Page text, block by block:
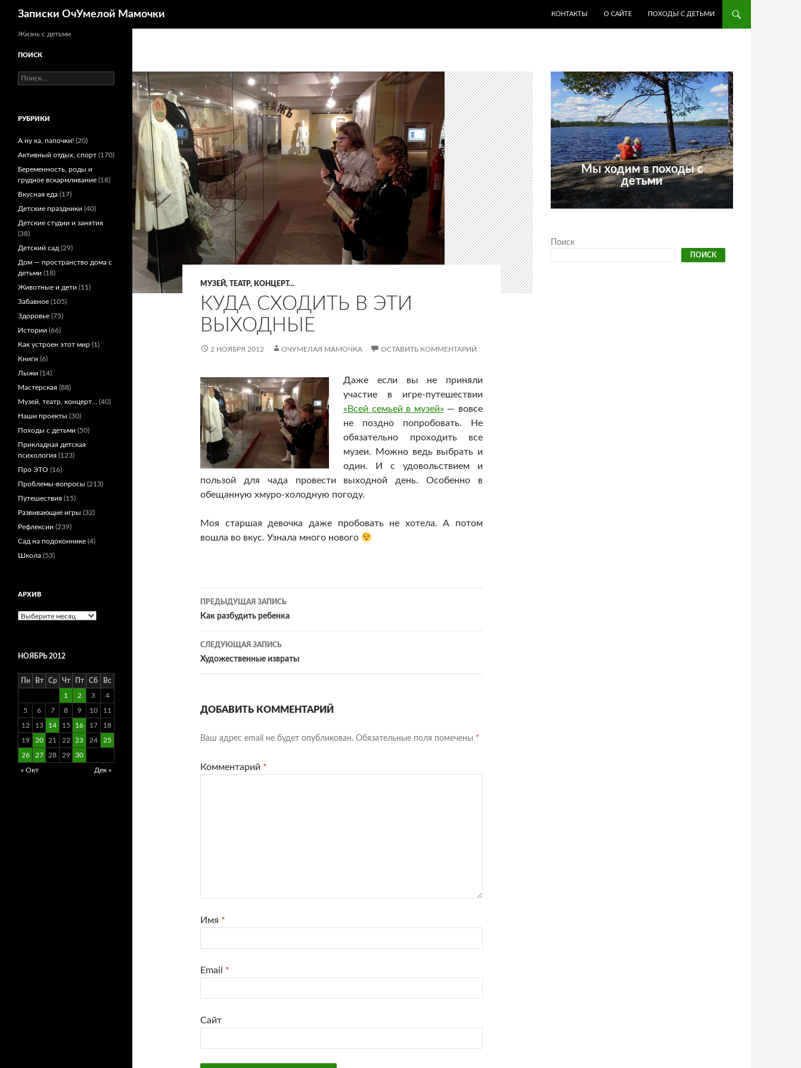
Перейти
Записки ОчУмелой Мамочки КОНТАКТЫ О САЙТЕ ПОХОДЫ С ДЕТЬМИ
МУЗЕЙ, ТЕАТР, КОНЦЕРТ...
КУДА СХОДИТЬ В ЭТИ
ВЫХОДНЫЕ
2 НОЯБРЯ 2012 ОЧУМЕЛАЯ МАМОЧКА ОСТАВИТЬ КОММЕНТАРИЙ
Даже если вы не приняли
участие в игре-путешествии
«Всей семьей в музей» — вовсе
не поздно попробовать. Не
обязательно проходить все
музеи. Можно ведь выбрать и
один. И с удовольствием и
пользой для чада провести выходной день. Особенно в
обещанную хмуро-холодную погоду.
Моя старшая девочка даже пробовать не хотела. А потом
вошла во вкус. Узнала много нового
Навигация
по
записям
ПРЕДЫДУЩАЯ ЗАПИСЬ
Как разбудить ребенка
СЛЕДУЮЩАЯ ЗАПИСЬ
Художественные извраты
ДОБАВИТЬ КОММЕНТАРИЙ
Ваш адрес email не будет опубликован. Обязательные поля помечены *
Комментарий *
Имя *
Email *
Сайт
Мы ходим в походы с
детьми
Поиск
ПОИСК
Жизнь с детьми
ПОИСК
Найти:
РУБРИКИ
А ну ка, папочки! (20)
Активный отдых, спорт (170)
Беременность, роды и
грудное вскармливание (18)
Вкусная еда (17)
Детские праздники (40)
Детские студии и занятия
(38)
Детский сад (29)
Дом — пространство дома с
детьми (18)
Животные и дети (11)
Забавное (105)
Здоровье (75)
Истории (66)
Как устроен этот мир (1)
Книги (6)
Лыжи (14)
Мастерская (88)
Музей, театр, концерт… (40)
Наши проекты (30)
Походы с детьми (50)
Прикладная детская
психология (123)
Про ЭТО (16)
Проблемы-вопросы (213)
Путешествия (15)
Развивающие игры (32)
Рефлексии (239)
Сад на подоконнике (4)
Школа (53)
АРХИВ
Архив
НОЯБРЬ 2012
Пн Вт Ср Чт Пт Сб Вс
1 2 3 4
5 6 7 8 9 10 11
12 13 14 15 16 17 18
19 20 21 22 23 24 25
26 27 28 29 30
« Окт Дек »